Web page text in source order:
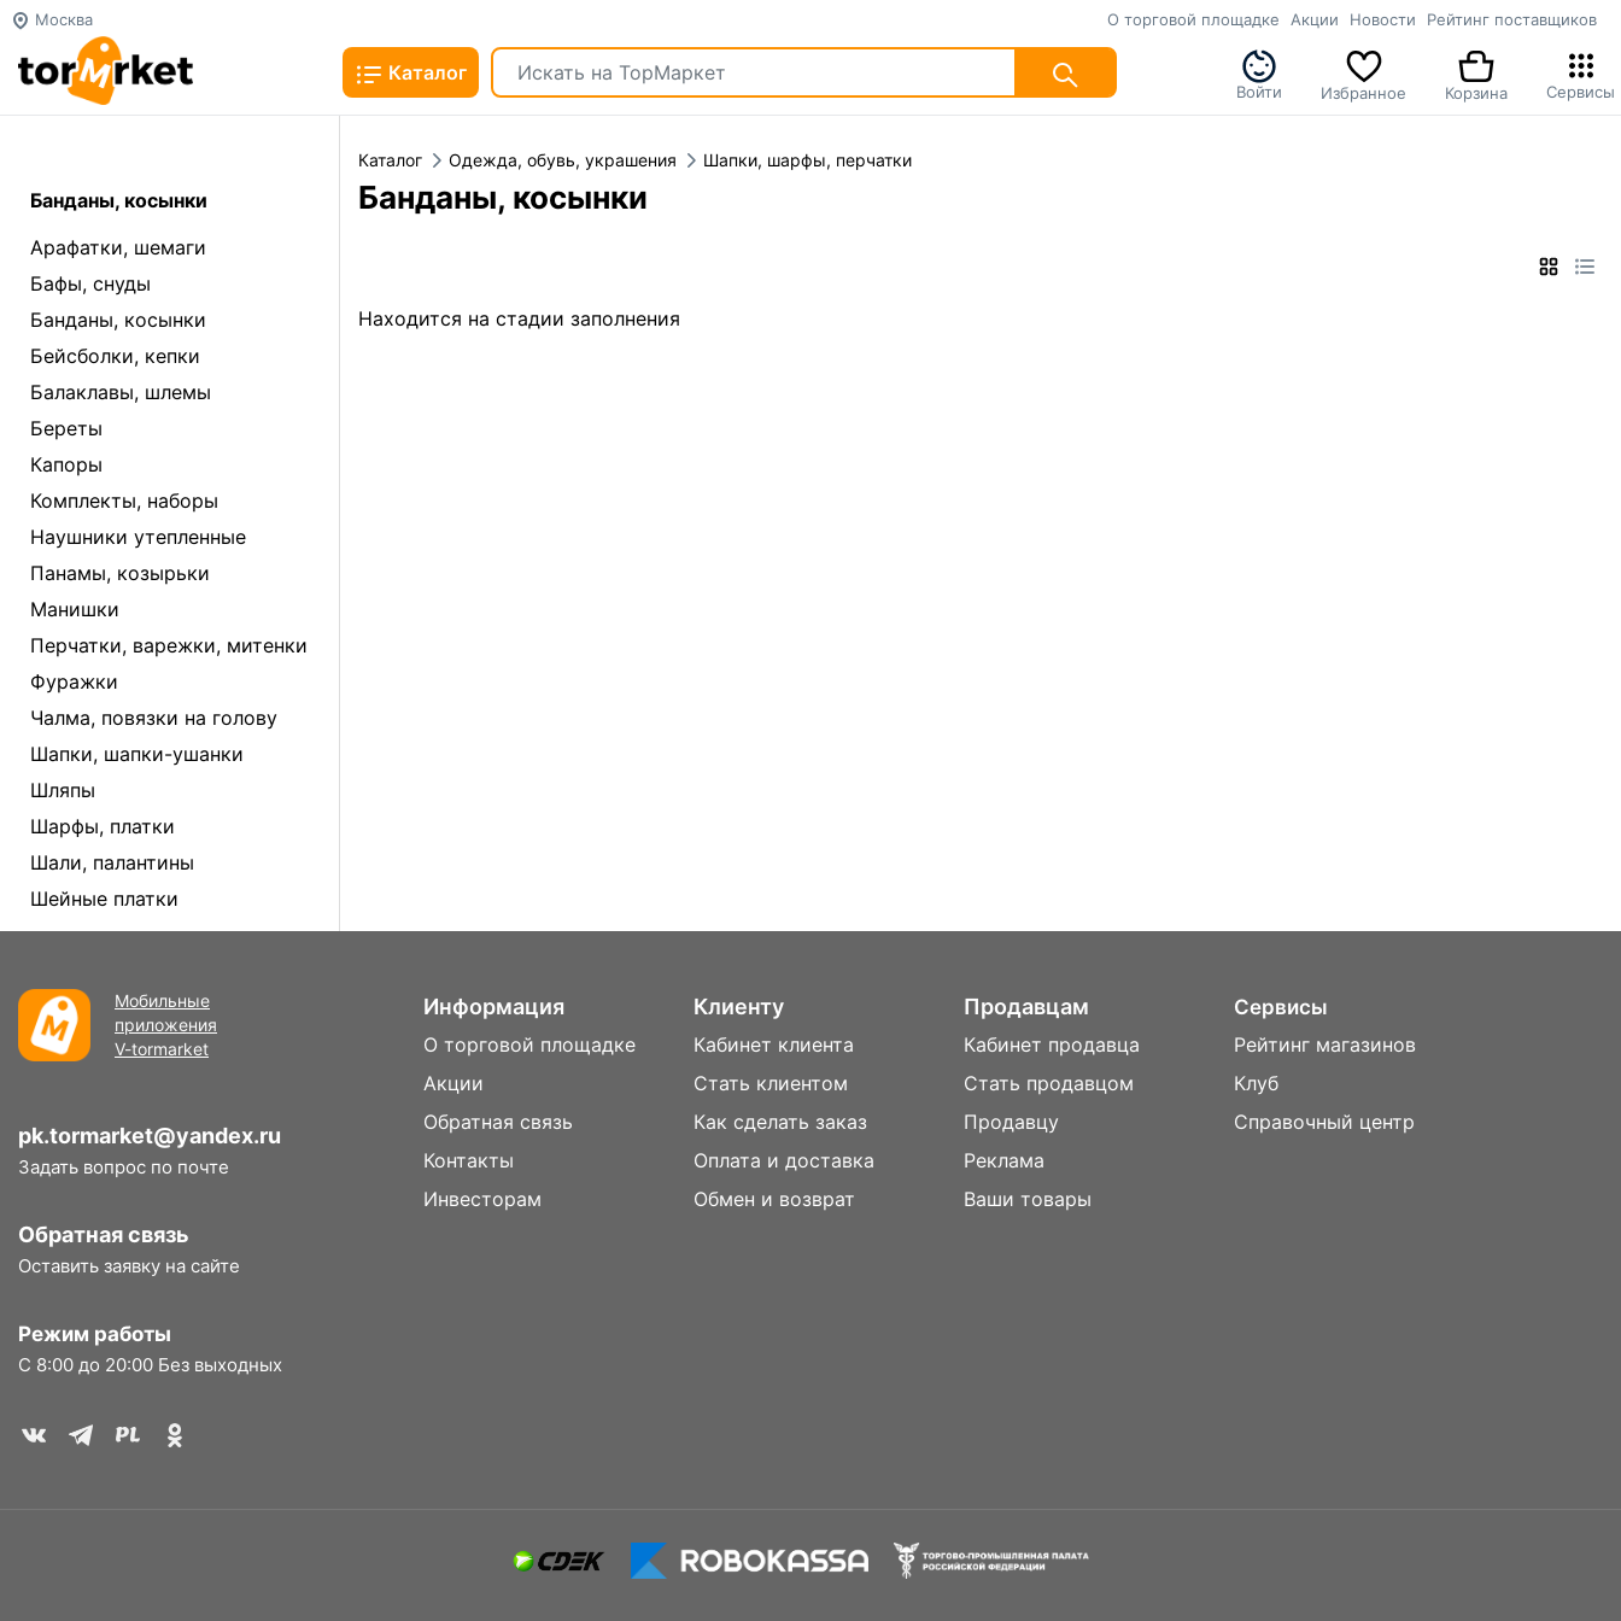
Москва О торговой площадке Акции Новости Рейтинг поставщиков
Каталог
Войти Избранное Корзина Сервисы
Банданы, косынки
Арафатки, шемаги
Бафы, снуды
Банданы, косынки
Бейсболки, кепки
Балаклавы, шлемы
Береты
Капоры
Комплекты, наборы
Наушники утепленные
Панамы, козырьки
Манишки
Перчатки, варежки, митенки
Фуражки
Чалма, повязки на голову
Шапки, шапки-ушанки
Шляпы
Шарфы, платки
Шали, палантины
Шейные платки
Каталог Одежда, обувь, украшения Шапки, шарфы, перчатки
Банданы, косынки
Находится на стадии заполнения
Мобильные
приложения
V-tormarket
pk.tormarket@yandex.ru
Задать вопрос по почте
Обратная связь
Оставить заявку на сайте
Режим работы
С 8:00 до 20:00 Без выходных
Информация
О торговой площадке
Акции
Обратная связь
Контакты
Инвесторам
Клиенту
Кабинет клиента
Стать клиентом
Как сделать заказ
Оплата и доставка
Обмен и возврат
Продавцам
Кабинет продавца
Стать продавцом
Продавцу
Реклама
Ваши товары
Сервисы
Рейтинг магазинов
Клуб
Справочный центр